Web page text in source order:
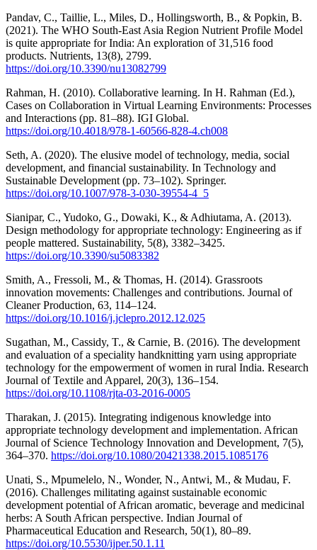
Pandav, C., Taillie, L., Miles, D., Hollingsworth, B., & Popkin, B.
(2021). The WHO South-East Asia Region Nutrient Profile Model
is quite appropriate for India: An exploration of 31,516 food
products. Nutrients, 13(8), 2799.
https://doi.org/10.3390/nu13082799
Rahman, H. (2010). Collaborative learning. In H. Rahman (Ed.),
Cases on Collaboration in Virtual Learning Environments: Processes
and Interactions (pp. 81–88). IGI Global.
https://doi.org/10.4018/978-1-60566-828-4.ch008
Seth, A. (2020). The elusive model of technology, media, social
development, and financial sustainability. In Technology and
Sustainable Development (pp. 73–102). Springer.
https://doi.org/10.1007/978-3-030-39554-4_5
Sianipar, C., Yudoko, G., Dowaki, K., & Adhiutama, A. (2013).
Design methodology for appropriate technology: Engineering as if
people mattered. Sustainability, 5(8), 3382–3425.
https://doi.org/10.3390/su5083382
Smith, A., Fressoli, M., & Thomas, H. (2014). Grassroots
innovation movements: Challenges and contributions. Journal of
Cleaner Production, 63, 114–124.
https://doi.org/10.1016/j.jclepro.2012.12.025
Sugathan, M., Cassidy, T., & Carnie, B. (2016). The development
and evaluation of a speciality handknitting yarn using appropriate
technology for the empowerment of women in rural India. Research
Journal of Textile and Apparel, 20(3), 136–154.
https://doi.org/10.1108/rjta-03-2016-0005
Tharakan, J. (2015). Integrating indigenous knowledge into
appropriate technology development and implementation. African
Journal of Science Technology Innovation and Development, 7(5),
364–370. https://doi.org/10.1080/20421338.2015.1085176
Unati, S., Mpumelelo, N., Wonder, N., Antwi, M., & Mudau, F.
(2016). Challenges militating against sustainable economic
development potential of African aromatic, beverage and medicinal
herbs: A South African perspective. Indian Journal of
Pharmaceutical Education and Research, 50(1), 80–89.
https://doi.org/10.5530/ijper.50.1.11